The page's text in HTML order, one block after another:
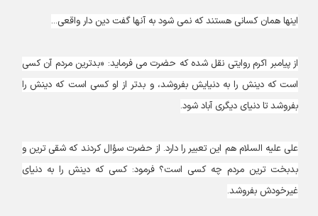
اینها همان کسانی هستند که نمی شود به آنها گفت دین دار واقعی...
از پیامبر اکرم روایتی نقل شده که حضرت می فرماید: «بدترین مردم آن کسی
است که دینش را به دنیایش بفروشد، و بدتر از او کسی است که دینش را
بفروشد تا دنیای دیگری آباد شود.
علی علیه السلام هم این تعبیر را دارد. از حضرت سؤال کردند که شقی ترین و
بدبخت ترین مردم چه کسی است؟ فرمود: کسی که دینش را به دنیای
غیرخودش بفروشد.